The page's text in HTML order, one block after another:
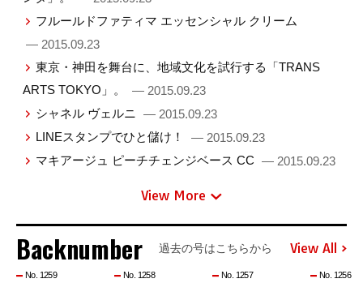
フルールドファティマ エッセンシャル クリーム
— 2015.09.23
東京・神田を舞台に、地域文化を試行する「TRANS
ARTS TOKYO」。
— 2015.09.23
シャネル ヴェルニ — 2015.09.23
LINEスタンプでひと儲け！
— 2015.09.23
マキアージュ ピーチチェンジベース CC — 2015.09.23
View More
Backnumber 過去の号はこちらから View All
No. 1259 No. 1258 No. 1257 No. 1256